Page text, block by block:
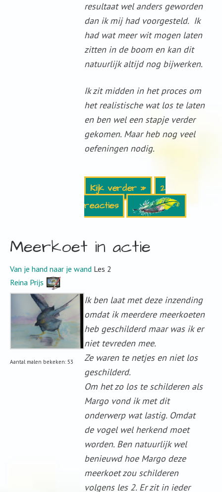
resultaat wel anders geworden
dan ik mij had voorgesteld. Ik
had wat meer wit mogen laten
zitten in de boom en kan dit
natuurlijk altijd nog bijwerken.
Ik zit midden in het proces om
het realistische wat los te laten
en ben wel een stapje verder
gekomen. Maar heb nog veel
oefeningen nodig.
Kijk verder »
2
reacties
Meerkoet in actie
Van je hand naar je wand Les 2
Reina Prijs
Aantal malen bekeken: 53
Ik ben laat met deze inzending
omdat ik meerdere meerkoeten
heb geschilderd maar was ik er
niet tevreden mee.
Ze waren te netjes en niet los
geschilderd.
Om het zo los te schilderen als
Margo vond ik met dit
onderwerp wat lastig. Omdat
de vogel wel herkend moet
worden. Ben natuurlijk wel
benieuwd hoe Margo deze
meerkoet zou schilderen
volgens les 2. Er zit in ieder